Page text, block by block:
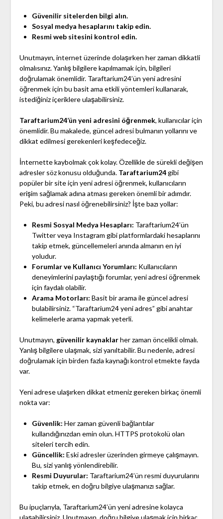
Güvenilir sitelerden bilgi alın.
Sosyal medya hesaplarını takip edin.
Resmi web sitesini kontrol edin.
Unutmayın, internet üzerinde dolaşırken her zaman dikkatli
olmalısınız. Yanlış bilgilere kapılmamak için, bilgileri
doğrulamak önemlidir. Taraftarium24’ün yeni adresini
öğrenmek için bu basit ama etkili yöntemleri kullanarak,
istediğiniz içeriklere ulaşabilirsiniz.
Taraftarium24’ün yeni adresini öğrenmek, kullanıcılar için
önemlidir. Bu makalede, güncel adresi bulmanın yollarını ve
dikkat edilmesi gerekenleri keşfedeceğiz.
İnternette kaybolmak çok kolay. Özellikle de sürekli değişen
adresler söz konusu olduğunda. Taraftarium24gibi
popüler bir site için yeni adresi öğrenmek, kullanıcıların
erişim sağlamak adına atması gereken önemli bir adımdır.
Peki, bu adresi nasıl öğrenebilirsiniz? İşte bazı yollar:
Resmi Sosyal Medya Hesapları: Taraftarium24’ün
Twitter veya Instagram gibi platformlardaki hesaplarını
takip etmek, güncellemeleri anında almanın en iyi
yoludur.
Forumlar ve Kullanıcı Yorumları: Kullanıcıların
deneyimlerini paylaştığı forumlar, yeni adresi öğrenmek
için faydalı olabilir.
Arama Motorları: Basit bir arama ile güncel adresi
bulabilirsiniz. “Taraftarium24 yeni adres” gibi anahtar
kelimelerle arama yapmak yeterli.
Unutmayın, güvenilir kaynaklarher zaman öncelikli olmalı.
Yanlış bilgilere ulaşmak, sizi yanıltabilir. Bu nedenle, adresi
doğrulamak için birden fazla kaynağı kontrol etmekte fayda
var.
Yeni adrese ulaşırken dikkat etmeniz gereken birkaç önemli
nokta var:
Güvenlik: Her zaman güvenli bağlantılar
kullandığınızdan emin olun. HTTPS protokolü olan
siteleri tercih edin.
Güncellik: Eski adresler üzerinden girmeye çalışmayın.
Bu, sizi yanlış yönlendirebilir.
Resmi Duyurular: Taraftarium24’ün resmi duyurularını
takip etmek, en doğru bilgiye ulaşmanızı sağlar.
Bu ipuçlarıyla, Taraftarium24’ün yeni adresine kolayca